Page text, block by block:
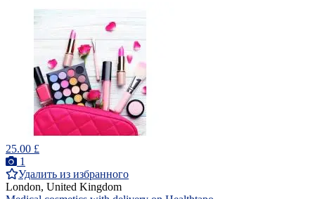
25.00 £
1
Удалить из избранного
London, United Kingdom